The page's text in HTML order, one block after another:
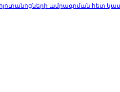
ամրագրման հետ